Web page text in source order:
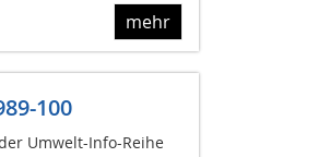
mehr
100
Umwelt-Info-Reihe